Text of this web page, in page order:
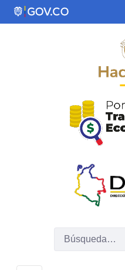
Saltar al contenido principal